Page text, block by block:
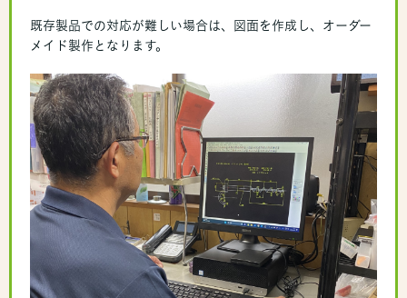
既存製品での対応が難しい場合は、図面を作成し、オーダー
メイド製作となります。